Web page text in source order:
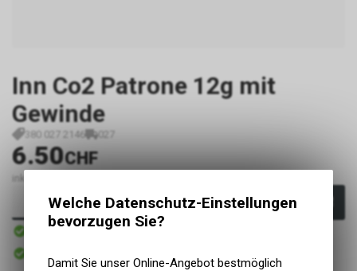
Inn Co2 Patrone 12g mit
Gewinde
380 027 2146 027
6.50CHF
inkl. MwSt., zzgl.
In den Warenkorb
Sofort verfügbar
Abholung Lüscher Motor- & Bike World
Welche Datenschutz-Einstellungen
bevorzugen Sie?
Damit Sie unser Online-Angebot bestmöglich